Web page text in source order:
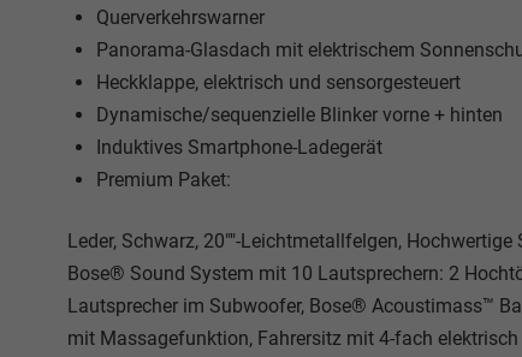
Querverkehrswarner
Panorama-Glasdach mit elektrischem
Heckklappe, elektrisch und sensorgesteuert
Dynamische/sequenzielle Blinker vorne + hinten
Induktives Smartphone-Ladegerät
Premium Paket:
Leder, Schwarz, 20""-Leichtmetallfelgen,
Bose® Sound System mit 10 Lautsprechern: 2
Lautsprecher im Subwoofer, Bose® Acoustimass™
mit Massagefunktion, Fahrersitz mit 4-fach